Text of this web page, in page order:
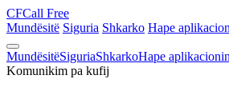
CFCall Free
Mundësitë Siguria Shkarko Hape
MundësitëSiguriaShkarkoHape aplikacionin
Komunikim pa kufij